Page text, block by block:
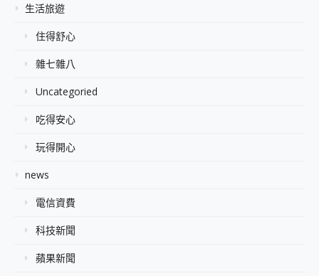
生活旅遊
住得舒心
雜七雜八
Uncategoried
吃得安心
玩得開心
news
電信資費
科技新聞
蘋果新聞